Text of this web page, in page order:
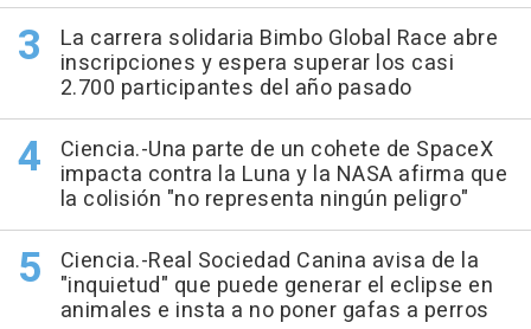
La carrera solidaria Bimbo Global Race abre
inscripciones y espera superar los casi
2.700 participantes del año pasado
Ciencia.-Una parte de un cohete de SpaceX
impacta contra la Luna y la NASA afirma que
la colisión "no representa ningún peligro"
Ciencia.-Real Sociedad Canina avisa de la
"inquietud" que puede generar el eclipse en
animales e insta a no poner gafas a perros